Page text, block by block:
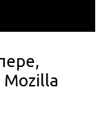
Mozilla